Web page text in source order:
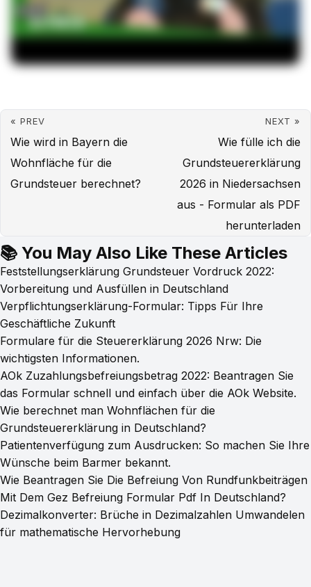
« PREV
Wie wird in Bayern die
Wohnfläche für die
Grundsteuer berechnet?
NEXT »
Wie fülle ich die
Grundsteuererklärung
2026 in Niedersachsen
aus - Formular als PDF
herunterladen
📚 You May Also Like These Articles
Feststellungserklärung Grundsteuer Vordruck 2022:
Vorbereitung und Ausfüllen in Deutschland
Verpflichtungserklärung-Formular: Tipps Für Ihre
Geschäftliche Zukunft
Formulare für die Steuererklärung 2026 Nrw: Die
wichtigsten Informationen.
AOk Zuzahlungsbefreiungsbetrag 2022: Beantragen Sie
das Formular schnell und einfach über die AOk Website.
Wie berechnet man Wohnflächen für die
Grundsteuererklärung in Deutschland?
Patientenverfügung zum Ausdrucken: So machen Sie Ihre
Wünsche beim Barmer bekannt.
Wie Beantragen Sie Die Befreiung Von Rundfunkbeiträgen
Mit Dem Gez Befreiung Formular Pdf In Deutschland?
Dezimalkonverter: Brüche in Dezimalzahlen Umwandelen
für mathematische Hervorhebung